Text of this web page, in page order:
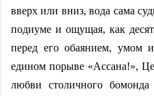
вверх или вниз, вода сама
подиуме и ощущая, как
перед его обаянием, умом
едином порыве «Ассана!»,
любви столичного